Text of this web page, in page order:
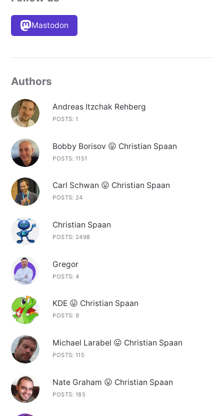
Mastodon
Authors
Andreas Itzchak Rehberg
POSTS: 1
Bobby Borisov 😛 Christian Spaan
POSTS: 1151
Carl Schwan 😛 Christian Spaan
POSTS: 24
Christian Spaan
POSTS: 2498
Gregor
POSTS: 4
KDE 😛 Christian Spaan
POSTS: 9
Michael Larabel 😛 Christian Spaan
POSTS: 115
Nate Graham 😛 Christian Spaan
POSTS: 185